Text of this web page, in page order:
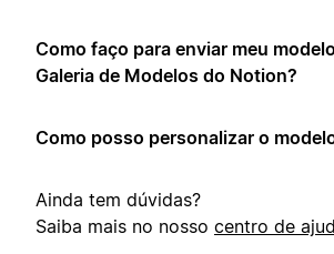
Como faço para enviar meu
Galeria de Modelos do Notion?
Como posso personalizar o
Ainda tem dúvidas?
Saiba mais no nosso centro de